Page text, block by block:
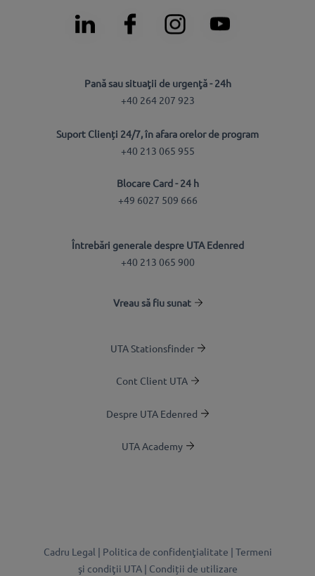
Pană sau situaţii de urgenţă - 24h
+40 264 207 923
Suport Clienți 24/7, în afara orelor de program
+40 213 065 955
Blocare Card - 24 h
+49 6027 509 666
Întrebări generale despre UTA Edenred
+40 213 065 900
Vreau să fiu sunat
UTA Stationsfinder
Cont Client UTA
Despre UTA Edenred
UTA Academy
Cadru Legal | Politica de confidenţialitate | Termeni
şi condiţii UTA | Condiții de utilizare